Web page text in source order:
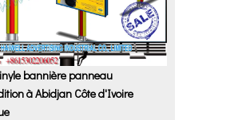
bannière panneau
à Abidjan Côte d'Ivoire